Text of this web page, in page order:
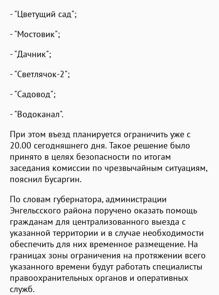
- "Цветущий сад";
- "Мостовик";
- "Дачник";
- "Светлячок-2";
- "Садовод";
- "Водоканал".
При этом въезд планируется ограничить уже с
20.00 сегодняшнего дня. Такое решение было
принято в целях безопасности по итогам
заседания комиссии по чрезвычайным ситуациям,
пояснил Бусаргин.
По словам губернатора, администрации
Энгельсского района поручено оказать помощь
гражданам для централизованного выезда с
указанной территории и в случае необходимости
обеспечить для них временное размещение. На
границах зоны ограничения на протяжении всего
указанного времени будут работать специалисты
правоохранительных органов и оперативных
служб.